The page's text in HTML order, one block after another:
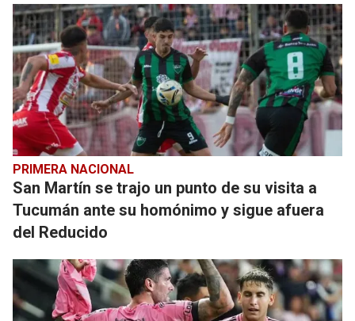
PRIMERA NACIONAL
San Martín se trajo un punto de su visita a
Tucumán ante su homónimo y sigue afuera
del Reducido